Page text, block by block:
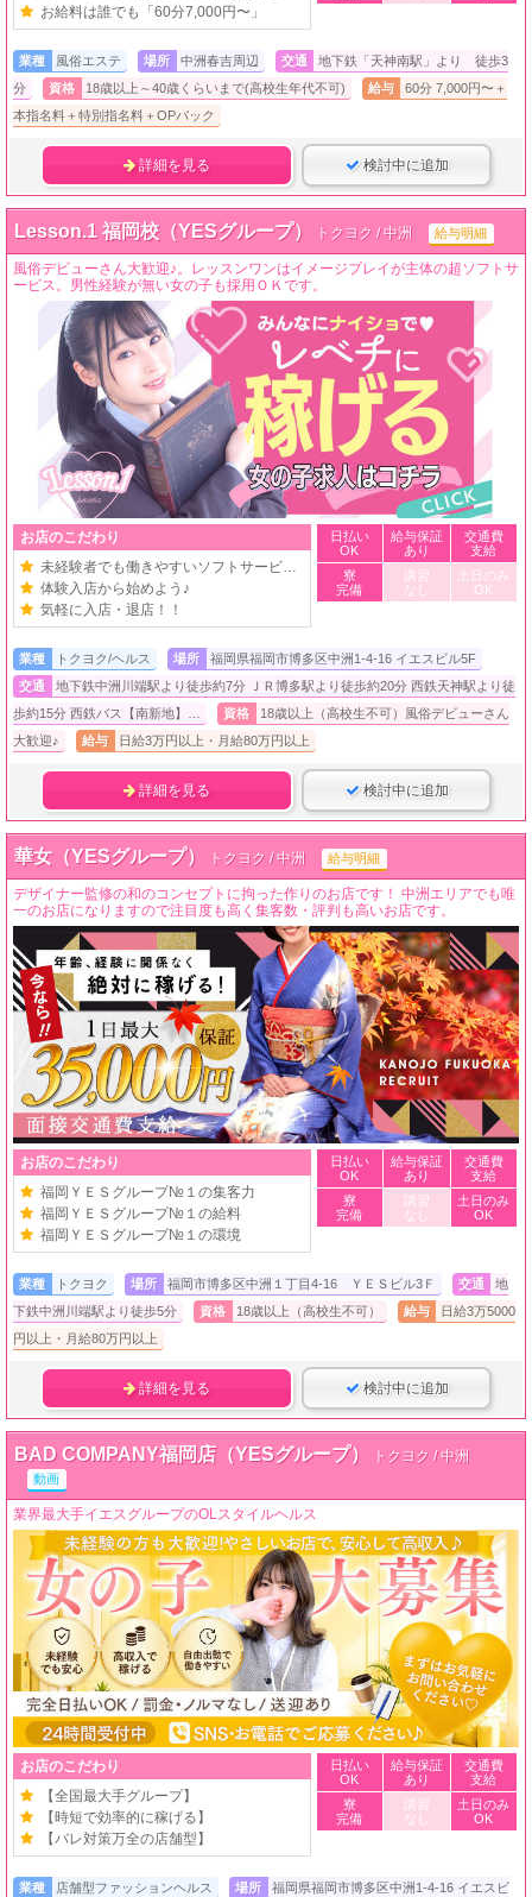
お給料は誰でも「60分7,000円〜」
業種 風俗エステ 場所 中洲春吉周辺 交通
地下鉄「天神南駅」より 徒歩3
分
資格 18歳以上～40歳くらいまで(高校生年代不可) 給与
60分 7,000円〜＋
本指名料＋特別指名料＋OPバック
詳細を見る 検討中に追加
Lesson.1 福岡校（YESグループ） トクヨク / 中洲 給与明細
風俗デビューさん大歓迎♪。レッスンワンはイメージプレイが主体の超ソフトサ
ービス。男性経験が無い女の子も採用ＯＫです。
お店のこだわり
未経験者でも働きやすいソフトサービス店
体験入店から始めよう♪
気軽に入店・退店！！
日払い
OK
給与保証
あり
交通費
支給
寮
完備
講習
なし
土日のみ
OK
業種 トクヨク/ヘルス 場所
福岡県福岡市博多区中洲1-4-16 イエスビル5F
交通
地下鉄中洲川端駅より徒歩約7分 ＪＲ博多駅より徒歩約20分 西鉄天神駅より徒
歩約15分 西鉄バス【南新地】…
資格
18歳以上（高校生不可）風俗デビューさん
大歓迎♪
給与 日給3万円以上・月給80万円以上
詳細を見る 検討中に追加
華女（YESグループ） トクヨク / 中洲 給与明細
デザイナー監修の和のコンセプトに拘った作りのお店です！ 中洲エリアでも唯
一のお店になりますので注目度も高く集客数・評判も高いお店です。
お店のこだわり
福岡ＹＥＳグループ№１の集客力
福岡ＹＥＳグループ№１の給料
福岡ＹＥＳグループ№１の環境
日払い
OK
給与保証
あり
交通費
支給
寮
完備
講習
なし
土日のみ
OK
業種 トクヨク 場所 福岡市博多区中洲１丁目4-16 ＹＥＳビル3Ｆ 交通
地
下鉄中洲川端駅より徒歩5分
資格 18歳以上（高校生不可） 給与
日給3万5000
円以上・月給80万円以上
詳細を見る 検討中に追加
BAD COMPANY福岡店（YESグループ） トクヨク / 中洲
動画
業界最大手イエスグループのOLスタイルヘルス
お店のこだわり
【全国最大手グループ】
【時短で効率的に稼げる】
【バレ対策万全の店舗型】
日払い
OK
給与保証
あり
交通費
支給
寮
完備
講習
なし
土日のみ
OK
業種 店舗型ファッションヘルス 場所 福岡県福岡市博多区中洲1-4-16 イエスビ